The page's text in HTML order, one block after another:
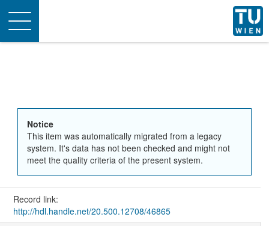
Toggle
navigation
Notice
This item was automatically migrated from a legacy
system. It's data has not been checked and might not
meet the quality criteria of the present system.
Record link:
http://hdl.handle.net/20.500.12708/46865